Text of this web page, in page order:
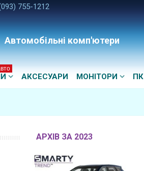
755-1212
Автомобільні комп'ютери
АКСЕСУАРИ МОНІТОРИ ПК
АРХІВ ЗА 2023